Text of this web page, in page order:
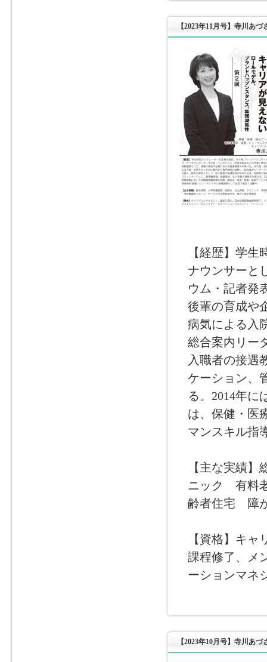
【2023年11月号】寺川あ
【経歴】学
ナウンサーと
ウム・記者発
後輩の育成や
病気による入
総合案内リー
入職者の接遇
ケーション、
る。2014年に
は、保健・医
マンスキル指
【主な実績
ニック 有料
齢者住宅 障
【資格】キ
課程修了、メ
ーションマネ
【2023年10月号】寺川あ